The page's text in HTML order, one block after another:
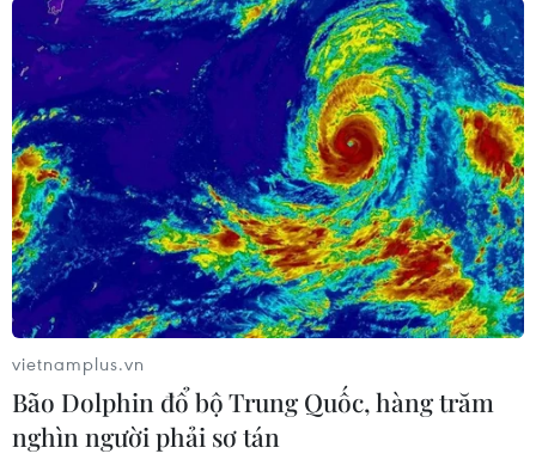
#Kim cương #Mỏ Marange
#tin tức
#tin tức mới nhất
#tin tức 24h
#tin tức mới nhất trong ngày
#tin tức thời sự
#tin tức hot
#tin tức an ninh #tin tức hot
#an ninh
#an ninh nghệ an
#thời sự
#thời sự hôm nay
#bản tin thời sự
#tội phạm
#truy nã
#pháp luật #pháp đình
#an ninh xã hội
#chính trị #VietnamPlus
#Vietnam
#Plus
Zimbabwe
vietnamplus.vn
Bão Dolphin đổ bộ Trung Quốc, hàng trăm
nghìn người phải sơ tán